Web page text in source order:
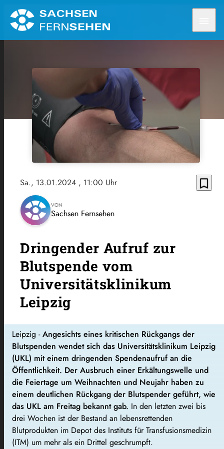
Sa., 13.01.2024 , 11:00 Uhr bookmark_border
VON
Sachsen Fernsehen
Dringender Aufruf zur
Blutspende vom
Universitätsklinikum
Leipzig
Leipzig -Angesichts eines kritischen Rückgangs der
Blutspenden wendet sich das Universitätsklinikum Leipzig
(UKL) mit einem dringenden Spendenaufruf an die
Öffentlichkeit. Der Ausbruch einer Erkältungswelle und
die Feiertage um Weihnachten und Neujahr haben zu
einem deutlichen Rückgang der Blutspender geführt, wie
das UKL am Freitag bekannt gab. In den letzten zwei bis
drei Wochen ist der Bestand an lebensrettenden
Blutprodukten im Depot des Instituts für Transfusionsmedizin
(ITM) um mehr als ein Drittel geschrumpft.